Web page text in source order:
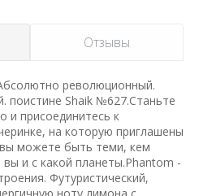
Отзывы
революционный.
поистине Shaik №627.Станьте
и присоединитесь к
на которую приглашены
можете быть теми, кем
и с какой планеты.Phantom -
Футуристический,